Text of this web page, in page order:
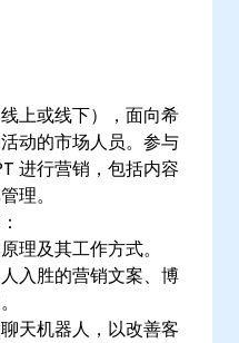
上或线下），面向希
动的市场人员。参与
进行营销，包括内容
理。
理及其工作方式。
入胜的营销文案、博
天机器人，以改善客